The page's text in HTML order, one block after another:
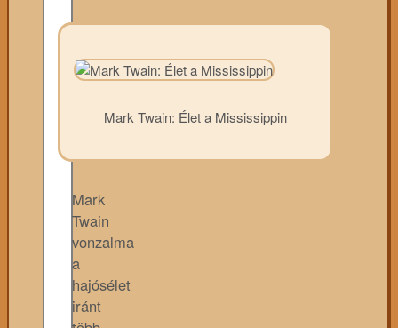
Mark Twain: Élet a Mississippin
Mark
Twain
vonzalma
a
hajósélet
iránt